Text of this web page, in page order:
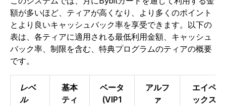
額が多いほど、ティアが高くなり、より多くのポイント
とより良いキャッシュバック率を享受できます。以下の
表は、各ティアに適用される最低利用金額、キャッシュ
バック率、制限を含む、特典プログラムのティアの概要
です。
レベ
ル
基本
ティ
ベータ
(VIP1
アルフ
ァ
エイペ
ックス